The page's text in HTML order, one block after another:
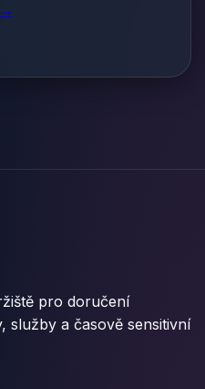
→
pro doručení
služby a časově sensitivní